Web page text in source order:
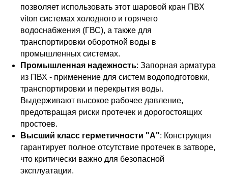
позволяет использовать этот шаровой кран ПВХ
viton системах холодного и горячего
водоснабжения (ГВС), а также для
транспортировки оборотной воды в
промышленных системах.
Промышленная надежность: Запорная арматура
из ПВХ - применение для систем водоподготовки,
транспортировки и перекрытия воды.
Выдерживают высокое рабочее давление,
предотвращая риски протечек и дорогостоящих
простоев.
Высший класс герметичности "А": Конструкция
гарантирует полное отсутствие протечек в затворе,
что критически важно для безопасной
эксплуатации.